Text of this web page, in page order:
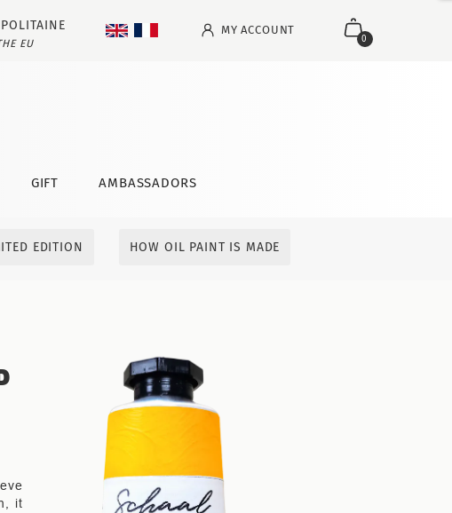
GIFT AMBASSADORS
0
MY ACCOUNT
EU
EDITION HOW OIL PAINT IS MADE
it